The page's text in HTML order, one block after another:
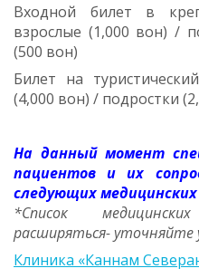
Входной билет в
взрослые (1,000 вон) /
(500 вон)
Билет на
(4,000 вон) / подростки
На данный момент
пациентов и их
следующих
*Список
расширяться- уточняйте
Клиника «Каннам